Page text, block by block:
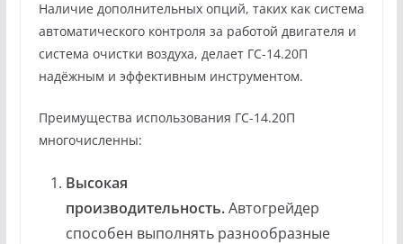
Наличие дополнительных опций, таких как система
автоматического контроля за работой двигателя и
система очистки воздуха, делает ГС-14.20П
надёжным и эффективным инструментом.
Преимущества использования ГС-14.20П
многочисленны:
Высокая
производительность.Автогрейдер
способен выполнять разнообразные